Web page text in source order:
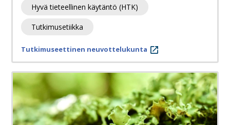
Hyvä tieteellinen käytäntö (HTK)
Tutkimusetiikka
Tutkimuseettinen neuvottelukunta